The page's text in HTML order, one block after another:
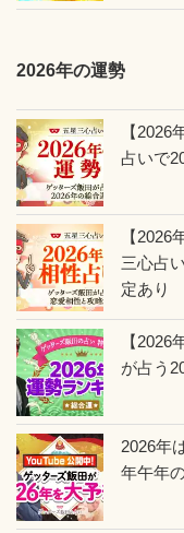
2026年の運勢
【
占いで
【
三心占
定あり
【
が占う
2026年
年午年